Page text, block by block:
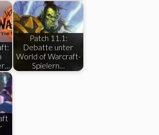
Patch 11.1:
Debatte unter
World of Warcraft-
Spielern…